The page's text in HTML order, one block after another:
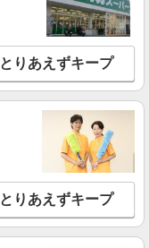
とりあえずキープ
とりあえずキープ